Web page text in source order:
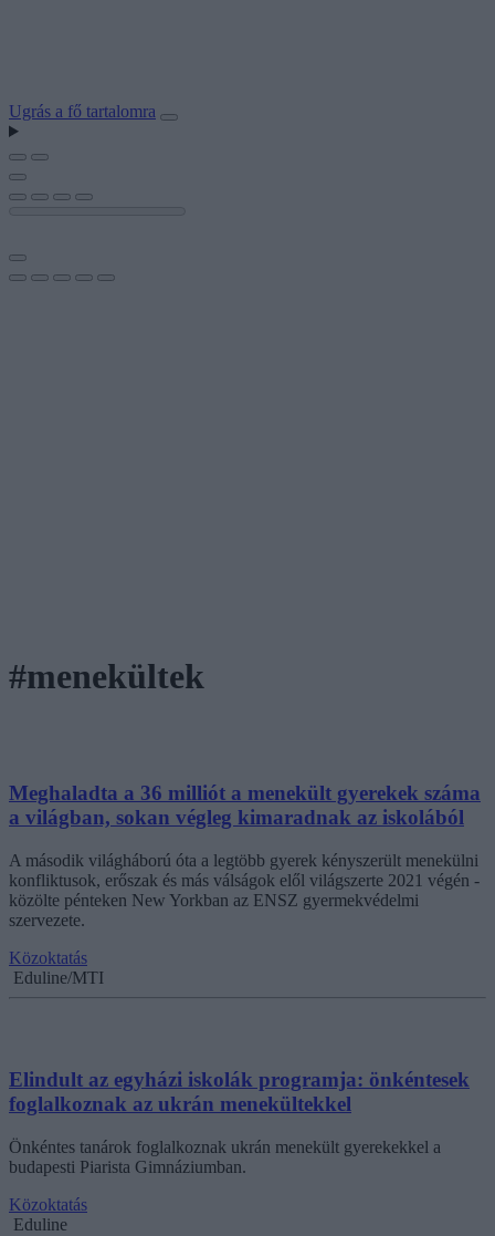
Ugrás a fő tartalomra
#menekültek
Meghaladta a 36 milliót a menekült gyerekek száma
a világban, sokan végleg kimaradnak az iskolából
A második világháború óta a legtöbb gyerek kényszerült menekülni
konfliktusok, erőszak és más válságok elől világszerte 2021 végén -
közölte pénteken New Yorkban az ENSZ gyermekvédelmi
szervezete.
Közoktatás
Eduline/MTI
Elindult az egyházi iskolák programja: önkéntesek
foglalkoznak az ukrán menekültekkel
Önkéntes tanárok foglalkoznak ukrán menekült gyerekekkel a
budapesti Piarista Gimnáziumban.
Közoktatás
Eduline